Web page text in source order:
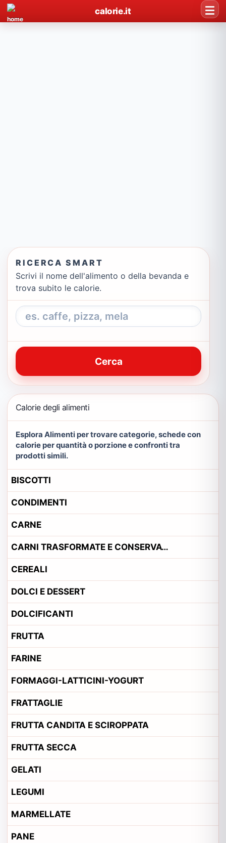
calorie.it
RICERCA SMART
Scrivi il nome dell'alimento o della bevanda e
trova subito le calorie.
Cerca
Calorie degli alimenti
Esplora Alimenti per trovare categorie, schede con
calorie per quantità o porzione e confronti tra
prodotti simili.
BISCOTTI
CONDIMENTI
CARNE
CARNI TRASFORMATE E CONSERVATE
CEREALI
DOLCI E DESSERT
DOLCIFICANTI
FRUTTA
FARINE
FORMAGGI-LATTICINI-YOGURT
FRATTAGLIE
FRUTTA CANDITA E SCIROPPATA
FRUTTA SECCA
GELATI
LEGUMI
MARMELLATE
PANE